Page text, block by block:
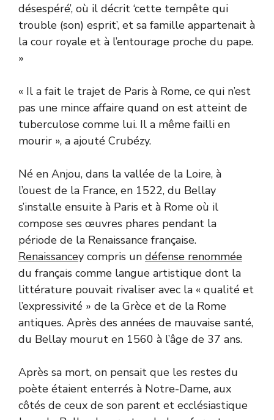
désespéré’, où il décrit ‘cette tempête qui
trouble (son) esprit’, et sa famille appartenait à
la cour royale et à l’entourage proche du pape.
»
« Il a fait le trajet de Paris à Rome, ce qui n’est
pas une mince affaire quand on est atteint de
tuberculose comme lui. Il a même failli en
mourir », a ajouté Crubézy.
Né en Anjou, dans la vallée de la Loire, à
l’ouest de la France, en 1522, du Bellay
s’installe ensuite à Paris et à Rome où il
compose ses œuvres phares pendant la
période de la Renaissance française.
Renaissancey compris un défense renommée
du français comme langue artistique dont la
littérature pouvait rivaliser avec la « qualité et
l’expressivité » de la Grèce et de la Rome
antiques. Après des années de mauvaise santé,
du Bellay mourut en 1560 à l’âge de 37 ans.
Après sa mort, on pensait que les restes du
poète étaient enterrés à Notre-Dame, aux
côtés de ceux de son parent et ecclésiastique